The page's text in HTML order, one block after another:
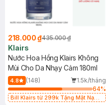
218.000 ₫435.000 ₫
Klairs
Nước Hoa Hồng Klairs Không
Mùi Cho Da Nhạy Cảm 180ml
4.8 (148)
1.5k/tháng
64%
Bill Klairs từ 299k Tặng Mặt Nạ